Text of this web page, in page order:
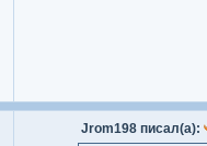
Jrom198 писал(а):